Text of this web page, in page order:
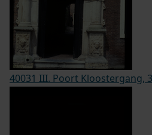
40031 III. Poort Kloostergang,